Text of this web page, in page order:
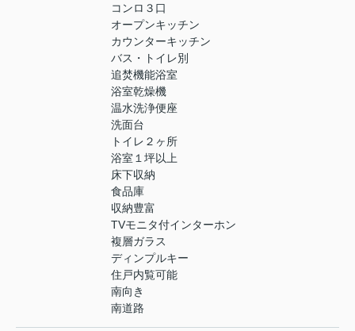
コンロ３口
オープンキッチン
カウンターキッチン
バス・トイレ別
追焚機能浴室
浴室乾燥機
温水洗浄便座
洗面台
トイレ２ヶ所
浴室１坪以上
床下収納
食品庫
収納豊富
TVモニタ付インターホン
複層ガラス
ディンプルキー
住戸内覧可能
南向き
南道路